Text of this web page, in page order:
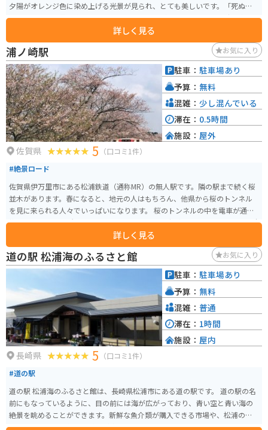
夕陽がオレンジ色に染め上げる光景が見られ、とても美しいです。「死ぬま
でに行きたい世界の絶景」にも掲載されたことがあります。 ほんの少し離れ
たところに数台ですが、駐車場とトイレもあります。展望台も整備されてい
るため、夕日の時間より早めに来てゆっくりと待つこともできるのは助かり
ます。
詳しく見る
浦ノ崎駅 お気に入り
佐賀県 5 （口コミ1件）
#絶景ロード
佐賀県伊万里市にある松浦鉄道（通称MR）の無人駅です。隣の駅まで続く桜
並木があります。春になると、地元の人はもちろん、他県から桜のトンネル
を見に来られる人々でいっぱいになります。 桜のトンネルの中を電車が通り
抜けるところは見所です。駅の壁には地元の小学生が絵を描いています。掃除
や植物の手入れもきちんとなされていて、地元の人に愛されているのがわか
ります。桜の時期には桜祭りも開催されます。
詳しく見る
駐車： 駐車場あり
予算： 無料
混雑： 少し混んでいる
滞在： 0.5時間
施設： 屋外
道の駅 松浦海のふるさと館 お気に入り
長崎県 5 （口コミ1件）
#道の駅
道の駅 松浦海のふるさと館は、長崎県松浦市にある道の駅です。 道の駅の名
前にもなっているように、目の前には海が広がっており、青い空と青い海の
絶景を眺めることができます。新鮮な魚介類が購入できる市場や、松浦の海
の幸をふんだんに使った料理が楽しめるレストランもあります。 バイクで訪
駐車： 駐車場あり
予算： 無料
混雑： 普通
滞在： 1時間
施設： 屋内